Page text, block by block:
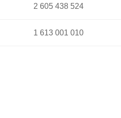
2 605 438 524
1 613 001 010